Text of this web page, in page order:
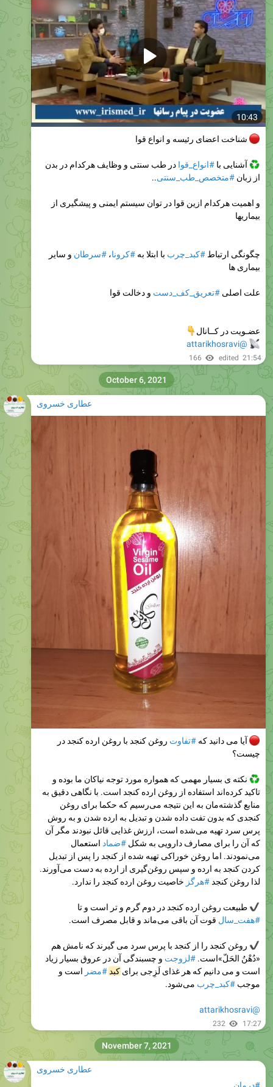
10:43
شناخت اعضای رئیسه و انواع قوا
آشنایی با#انواع_قوا در طب سنتی و وظایف هرکدام در بدن
از زبان #متخصص_طب_سنتی..
و اهمیت هرکدام ازین قوا در توان سیستم ایمنی و پیشگیری از
بیماریها
چگونگی ارتباط #کبد_چرب با ابتلا به #کرونا، #سرطان و سایر
بیماری ها
علت اصلی #تعریق_کف_دست و دخالت قوا
عضـویت در کــانال
@attarikhosravi
166 edited 21:54
عطاری خسروی
آیا می دانید که#تفاوت روغن کنجد با روغن ارده کنجد در
چیست؟
نکته ی بسیار مهمی که همواره مورد توجه نیاکان ما بوده و
تاکید کرده‌اند استفاده از روغن ارده کنجد است. با نگاهی دقیق به
منابع گذشته‌مان به این نتیجه می‌رسیم که حکما برای روغن
کنجدی که بدون تفت داده شدن و تبدیل به ارده شدن و به روش
پرس سرد تهیه می‌شده است، ارزش غذایی قائل نبودند مگر آن
که آن را برای مصارف دارویی به شکل #ضماد استعمال
می‌نمودند. اما روغن خوراکی تهیه شده از کنجد را پس از تبدیل
کردن کنجد به ارده و سپس روغن‌گیری از ارده به دست می‌آورند.
لذا روغن کنجد #هرگز خاصیت روغن ارده کنجد را ندارد.
طبیعت روغن ارده کنجد در دوم گرم و تر است و تا
#هفت_سال قوت آن باقی می‌ماند و قابل مصرف است.
روغن کنجد را از کنجد با پرس سرد می گیرند که نامش هم
«دُهْنُ الحَلّ»است. #لزوجت و چسبندگی آن در عروق بسیار زیاد
است و می دانیم که هر غذای لَزِجی برای کبد #مضر است و
موجب #کبد_چرب می‌شود.
@attarikhosravi
232 17:27
October 6, 2021
عطاری خسروی
November 7, 2021